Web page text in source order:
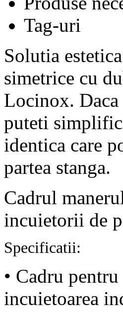
Tag-uri
Solutia
simetrice cu
Locinox.
puteti
identica care
partea stanga.
Cadrul
incuietorii de
Specificatii:
• Cadru
incuietoarea